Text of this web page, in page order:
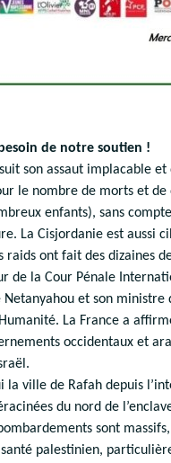
de notre soutien !
son assaut implacable
le nombre de morts et de
enfants), sans
La Cisjordanie est aussi
raids ont fait des dizaines
de la Cour Pénale
et son
La France a
occidentaux et
la ville de Rafah depuis
du nord de
sont
palestinien,